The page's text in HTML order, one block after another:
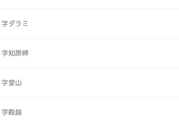
字ダラミ
字知原岬
字堂山
字殿越